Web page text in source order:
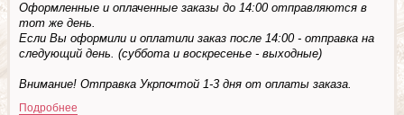
Оформленные и оплаченные заказы до 14:00 отправляются в
тот же день.
Если Вы оформили и оплатили заказ после 14:00 - отправка на
следующий день. (суббота и воскресенье - выходные)
Внимание! Отправка Укрпочтой 1-3 дня от оплаты заказа.
Подробнее